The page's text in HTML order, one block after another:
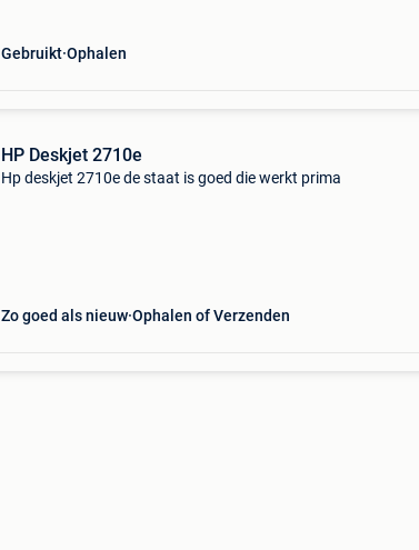
Gebruikt Ophalen
HP Deskjet 2710e
Hp deskjet 2710e de staat is goed die werkt prima
Zo goed als nieuw Ophalen of Verzenden